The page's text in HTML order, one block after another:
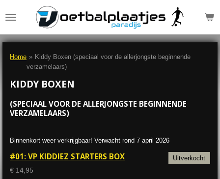
direct
de
Home » Kiddy Boxen (speciaal voor de allerjongste beginnende
verzamelaars)
KIDDY BOXEN
(SPECIAAL VOOR DE ALLERJONGSTE BEGINNENDE
VERZAMELAARS)
Binnenkort weer verkrijgbaar! Verwacht rond 7 april 2026
Uitverkocht
#01: VP KIDDIEZ STARTERS BOX
€ 14,95